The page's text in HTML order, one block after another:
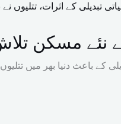
نئے مسکن